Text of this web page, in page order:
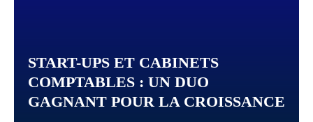
START-UPS ET CABINETS
COMPTABLES : UN DUO
GAGNANT POUR LA CROISSANCE